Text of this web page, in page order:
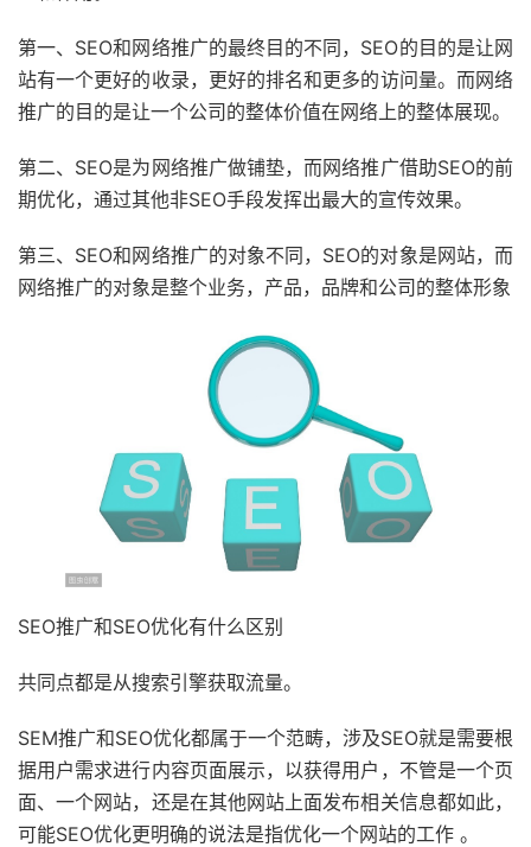
第一、SEO和网络推广的最终目的不同，SEO的目的是让网
站有一个更好的收录，更好的排名和更多的访问量。而网络
推广的目的是让一个公司的整体价值在网络上的整体展现。
第二、SEO是为网络推广做铺垫，而网络推广借助SEO的前
期优化，通过其他非SEO手段发挥出最大的宣传效果。
第三、SEO和网络推广的对象不同，SEO的对象是网站，而
网络推广的对象是整个业务，产品，品牌和公司的整体形象
SEO推广和SEO优化有什么区别
共同点都是从搜索引擎获取流量。
SEM推广和SEO优化都属于一个范畴，涉及SEO就是需要根
据用户需求进行内容页面展示，以获得用户，不管是一个页
面、一个网站，还是在其他网站上面发布相关信息都如此，
可能SEO优化更明确的说法是指优化一个网站的工作 。